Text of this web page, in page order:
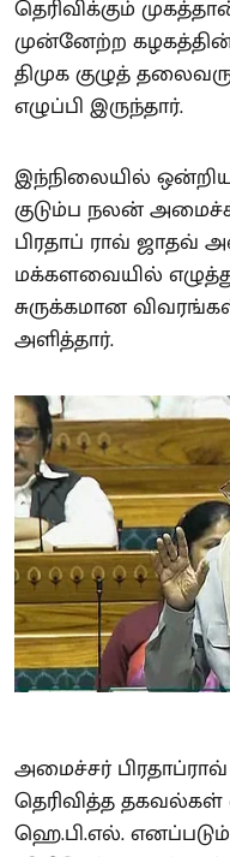
தெரிவிக்கும்
முன்னேற்ற
திமுக குழுத்
எழுப்பி இருந்தார்.
இந்நிலையில்
குடும்ப நலன்
பிரதாப் ராவ் ஜாதவ்
மக்களவையில்
சுருக்கமான
அளித்தார்.
அமைச்சர்
தெரிவித்த தகவல்கள்
ஹெ.பி.எல்.